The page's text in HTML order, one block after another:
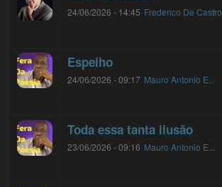
24/06/2026 - 14:45 Frederico De Castro
Espelho
24/06/2026 - 09:17 Mauro Antonio E...
Toda essa tanta ilusão
23/06/2026 - 09:16 Mauro Antonio E...